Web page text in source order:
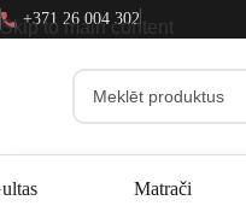
Skip to main content
+371 26 004 302
Matrači